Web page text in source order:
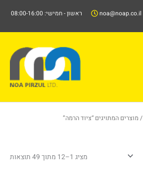
noa@noap.co.il ראשון - חמישי: 08:00-16:00
/ מוצרים המתויגים “ציוד הרמה”
מציג 1–12 מתוך 49 תוצאות